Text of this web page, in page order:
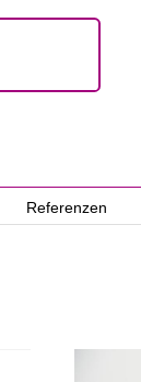
Referenzen